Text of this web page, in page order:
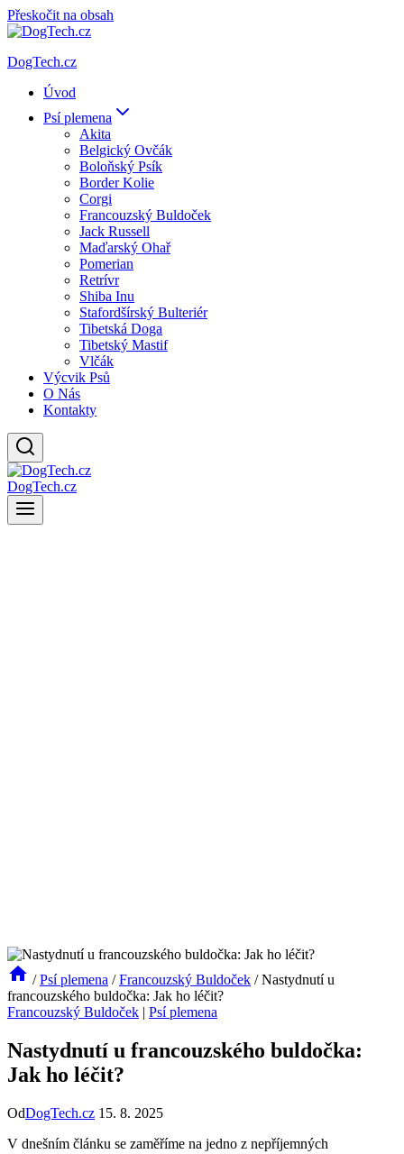
Přeskočit na obsah
DogTech.cz
Úvod
Psí plemena
Akita
Belgický Ovčák
Boloňský Psík
Border Kolie
Corgi
Francouzský Buldoček
Jack Russell
Maďarský Ohař
Pomerian
Retrívr
Shiba Inu
Stafordšírský Bulteriér
Tibetská Doga
Tibetský Mastif
Vlčák
Výcvik Psů
O Nás
Kontakty
DogTech.cz
/ Psí plemena / Francouzský Buldoček / Nastydnutí u
francouzského buldočka: Jak ho léčit?
Francouzský Buldoček | Psí plemena
Nastydnutí u francouzského buldočka:
Jak ho léčit?
OdDogTech.cz 15. 8. 2025
V ⁢dnešním článku se zaměříme na ⁣jedno‌ z‌ nepříjemných